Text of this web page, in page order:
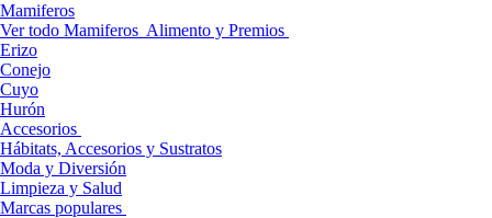
Mamiferos
Ver todo Mamiferos Alimento y Premios
Erizo
Conejo
Cuyo
Hurón
Accesorios
Hábitats, Accesorios y Sustratos
Moda y Diversión
Limpieza y Salud
Marcas populares